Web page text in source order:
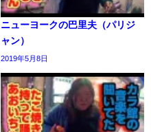
ニューヨークの巴里夫（パリジ
ャン）
2019年5月8日